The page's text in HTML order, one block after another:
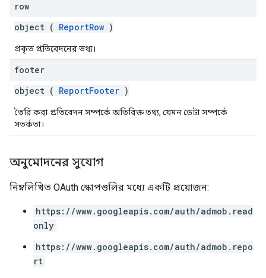
row
object ( ReportRow )
প্রকৃত প্রতিবেদনের তথ্য।
footer
object ( ReportFooter )
তৈরি করা প্রতিবেদন সম্পর্কে অতিরিক্ত তথ্য, যেমন ডেটা সম্পর্কে
সতর্কতা।
অনুমোদনের সুযোগ
নিম্নলিখিত OAuth স্কোপগুলির মধ্যে একটি প্রয়োজন:
https://www.googleapis.com/auth/admob.read
only
https://www.googleapis.com/auth/admob.repo
rt